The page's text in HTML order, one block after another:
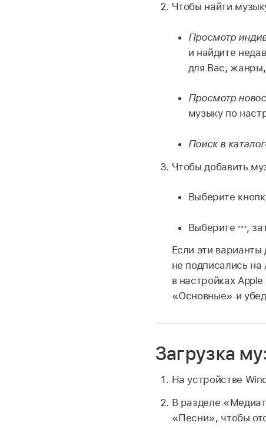
Чтобы найти
Просмотр
и найдите
для Вас,
Просмотр
музыку по
Поиск в
Чтобы добавить
Выберите
Выберите ,
Если эти
не подписались
в настройках
«Основные» и
Загрузка
На устройстве
В разделе
«Песни», чтобы